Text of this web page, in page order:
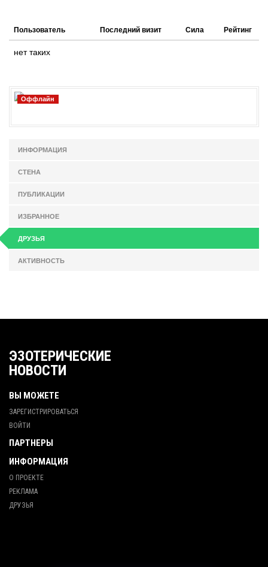
Пользователь Последний визит Сила Рейтинг
нет таких
Оффлайн
ИНФОРМАЦИЯ
СТЕНА
ПУБЛИКАЦИИ
ИЗБРАННОЕ
ДРУЗЬЯ
АКТИВНОСТЬ
ЭЗОТЕРИЧЕСКИЕ
НОВОСТИ
ВЫ МОЖЕТЕ
ЗАРЕГИСТРИРОВАТЬСЯ
ВОЙТИ
ПАРТНЕРЫ
ИНФОРМАЦИЯ
О ПРОЕКТЕ
РЕКЛАМА
ДРУЗЬЯ